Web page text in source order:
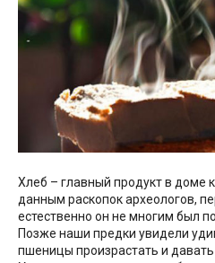
Хлеб – главный продукт в доме
данным раскопок археологов,
естественно он не многим был
Позже наши предки увидели
пшеницы произрастать и